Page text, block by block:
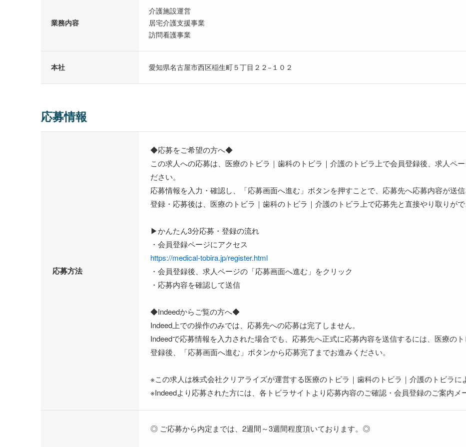
業務内容
介護施設運営
居宅介護支援事業
訪問看護事業
本社 愛知県名古屋市西区稲生町５丁目２２−１０２
応募情報
応募方法
◆応募をご希望の方へ◆
この求人への応募は、医療のトビラ｜歯科のトビラ｜介護のトビラ上で会員登録後、求人ペ
ださい。
応募情報を入力・確認し、「応募画面へ進む」ボタンを押すことで、応募先へ応募内容が送信
登録・応募後は、医療のトビラ｜歯科のトビラ｜介護のトビラ上で応募先と直接やり取りがで
▶かんたん3分応募・登録の流れ
・会員登録ページにアクセス
https://medical-tobira.jp/register.html
・会員登録後、求人ページの「応募画面へ進む」をクリック
・応募内容を確認して送信
◆Indeedからご覧の方へ◆
Indeed上での操作のみでは、応募先への応募は完了しません。
Indeedで応募情報を入力された場合でも、応募先へ正式に応募内容を送信するには、医療の
登録後、「応募画面へ進む」ボタンから応募完了までお進みください。
※この求人は株式会社クリアライズが運営する医療のトビラ｜歯科のトビラ｜介護のトビラに
※Indeedより応募された方には、各トビラサイトより応募内容のご確認・会員登録のご案内メ
◎ ご応募から内定までは、2週間～3週間程度頂いております。◎